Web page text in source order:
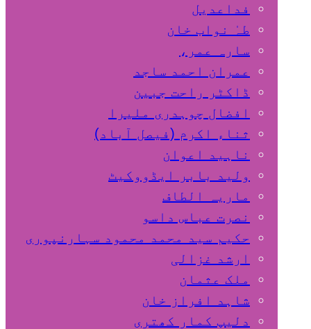
فداعدیل
طہٰ نواب خان
سارہ عمر،
عمران احمد ساجد
ڈاکٹر راحت جبین
افضال چوہدری ملیرا
ثناء اکرم (فیصل آباد)
ناہید اعوان
ولید بابر ایڈووکیٹ
ماریہ الطاف
نصرت عباس داسو
حکیم سید محمد محمود سہارنپوری
ارشد غزالی
ملک عثمان
شاہد افراز خان
دلیپ کمار کھتری